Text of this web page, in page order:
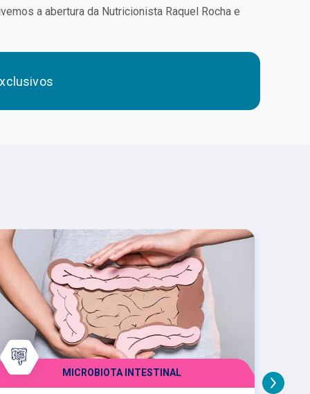
a abertura da Nutricionista Raquel Rocha e
MICROBIOTA INTESTINAL